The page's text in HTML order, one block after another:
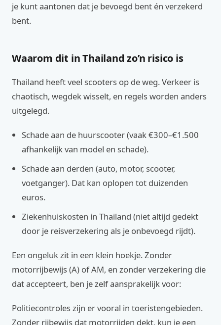
je kunt aantonen dat je bevoegd bent én verzekerd
bent.
Waarom dit in Thailand zo’n risico is
Thailand heeft veel scooters op de weg. Verkeer is
chaotisch, wegdek wisselt, en regels worden anders
uitgelegd.
Schade aan de huurscooter (vaak €300–€1.500
afhankelijk van model en schade).
Schade aan derden (auto, motor, scooter,
voetganger). Dat kan oplopen tot duizenden
euros.
Ziekenhuiskosten in Thailand (niet altijd gedekt
door je reisverzekering als je onbevoegd rijdt).
Een ongeluk zit in een klein hoekje. Zonder
motorrijbewijs (A) of AM, en zonder verzekering die
dat accepteert, ben je zelf aansprakelijk voor:
Politiecontroles zijn er vooral in toeristengebieden.
Zonder rijbewijs dat motorrijden dekt, kun je een